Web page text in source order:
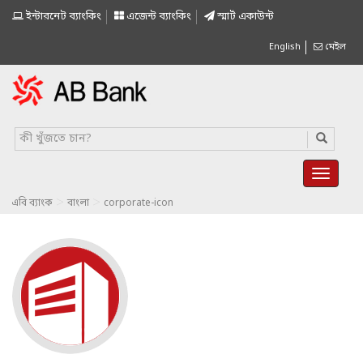
ইন্টারনেট ব্যাংকিং এজেন্ট ব্যাংকিং স্মাৰ্ট একাউন্ট
English মেইল
এবি ব্যাংক বাংলা corporate-icon